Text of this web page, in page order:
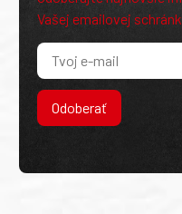
Vašej emailovej
Odoberať